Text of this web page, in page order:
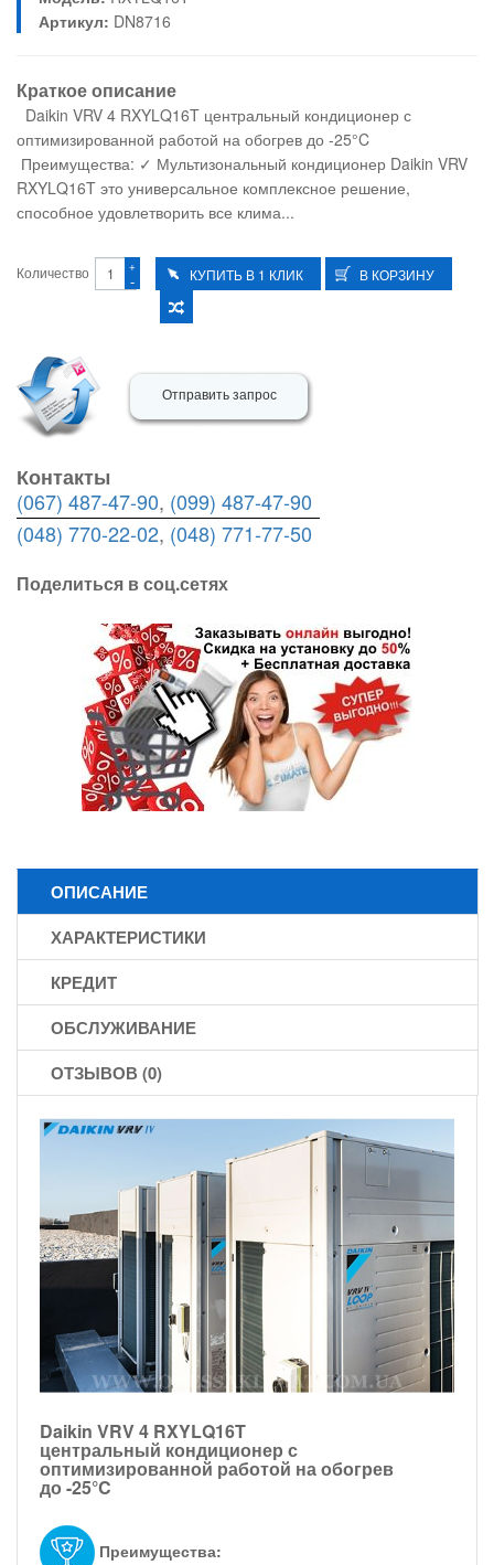
Артикул: DN8716
Краткое описание
Daikin VRV 4 RXYLQ16T центральный кондиционер с
оптимизированной работой на обогрев до -25°C
Преимущества: ✓ Мультизональный кондиционер Daikin VRV
RXYLQ16T это универсальное комплексное решение,
способное удовлетворить все клима...
Количество -
+
Отправить запрос
Контакты
(067) 487-47-90, (099) 487-47-90
(048) 770-22-02, (048) 771-77-50
Поделиться в соц.сетях
ОПИСАНИЕ
ХАРАКТЕРИСТИКИ
КРЕДИТ
ОБСЛУЖИВАНИЕ
ОТЗЫВОВ (0)
Daikin VRV 4 RXYLQ16T
центральный кондиционер с
оптимизированной работой на обогрев
до -25°C
Преимущества: